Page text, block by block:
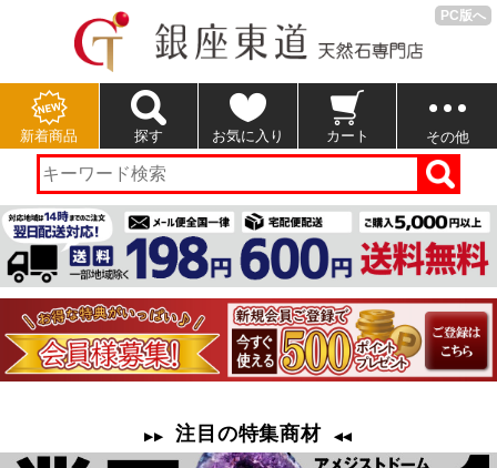
PC版へ
新着商品 探す お気に入り カート その他